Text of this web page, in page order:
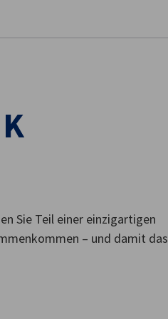
Sie Teil einer einzigartigen
– und damit das